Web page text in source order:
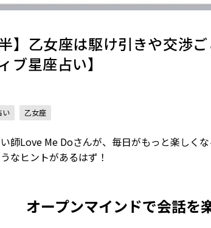
】乙女座は駆け引きや交渉
ブ星座占い】
い 乙女座
師Love Me Doさんが、毎日がもっと楽しく
なヒントがあるはず！
オープンマインドで会話を